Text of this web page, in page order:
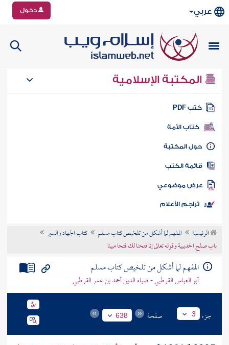
عربي دخول
المكتبة الإسلامية
كتب PDF
كتاب الأمة
المكتبة
الكتب
موضوعي
تراجم الأعلام
الرئيسية المفهم لما أشكل من تلخيص كتاب مسلم
كتاب الجهاد والسير
باب صلح الحديبية وقوله تعالى إنا فتحنا لك فتحا مبينا
المفهم لما أشكل من تلخيص كتاب مسلم
أبو العباس القرطبي - ضياء الدين أحمد بن عمر القرطبي
جزء 3 صفحة 638